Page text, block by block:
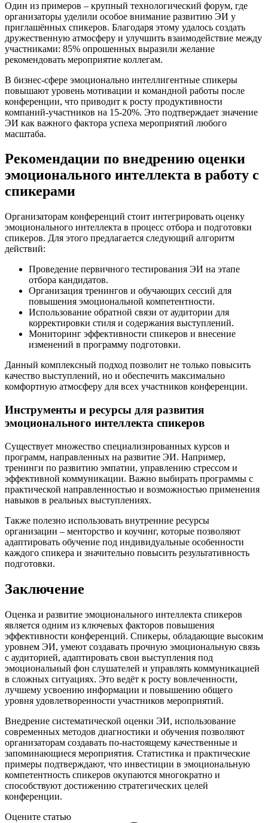
Один из примеров – крупный технологический форум, где
организаторы уделили особое внимание развитию ЭИ у
приглашённых спикеров. Благодаря этому удалось создать
дружественную атмосферу и улучшить взаимодействие между
участниками: 85% опрошенных выразили желание
рекомендовать мероприятие коллегам.
В бизнес-сфере эмоционально интеллигентные спикеры
повышают уровень мотивации и командной работы после
конференции, что приводит к росту продуктивности
компаний-участников на 15-20%. Это подтверждает значение
ЭИ как важного фактора успеха мероприятий любого
масштаба.
Рекомендации по внедрению оценки
эмоционального интеллекта в работу с
спикерами
Организаторам конференций стоит интегрировать оценку
эмоционального интеллекта в процесс отбора и подготовки
спикеров. Для этого предлагается следующий алгоритм
действий:
Проведение первичного тестирования ЭИ на этапе
отбора кандидатов.
Организация тренингов и обучающих сессий для
повышения эмоциональной компетентности.
Использование обратной связи от аудитории для
корректировки стиля и содержания выступлений.
Мониторинг эффективности спикеров и внесение
изменений в программу подготовки.
Данный комплексный подход позволит не только повысить
качество выступлений, но и обеспечить максимально
комфортную атмосферу для всех участников конференции.
Инструменты и ресурсы для развития
эмоционального интеллекта спикеров
Существует множество специализированных курсов и
программ, направленных на развитие ЭИ. Например,
тренинги по развитию эмпатии, управлению стрессом и
эффективной коммуникации. Важно выбирать программы с
практической направленностью и возможностью применения
навыков в реальных выступлениях.
Также полезно использовать внутренние ресурсы
организации – менторство и коучинг, которые позволяют
адаптировать обучение под индивидуальные особенности
каждого спикера и значительно повысить результативность
подготовки.
Заключение
Оценка и развитие эмоционального интеллекта спикеров
является одним из ключевых факторов повышения
эффективности конференций. Спикеры, обладающие высоким
уровнем ЭИ, умеют создавать прочную эмоциональную связь
с аудиторией, адаптировать свои выступления под
эмоциональный фон слушателей и управлять коммуникацией
в сложных ситуациях. Это ведёт к росту вовлеченности,
лучшему усвоению информации и повышению общего
уровня удовлетворенности участников мероприятий.
Внедрение систематической оценки ЭИ, использование
современных методов диагностики и обучения позволяют
организаторам создавать по-настоящему качественные и
запоминающиеся мероприятия. Статистика и практические
примеры подтверждают, что инвестиции в эмоциональную
компетентность спикеров окупаются многократно и
способствуют достижению стратегических целей
конференции.
Оцените статью